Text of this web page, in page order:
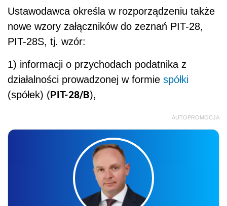
Ustawodawca określa w rozporządzeniu także
nowe wzory załączników do zeznań PIT-28,
PIT-28S, tj. wzór:
1) informacji o przychodach podatnika z
działalności prowadzonej w formie spółki
(spółek) (PIT-28/B),
AUTOPROMOCJA